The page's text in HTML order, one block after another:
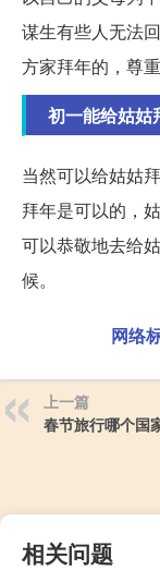
谋生有些人无法
方家拜年的，尊
初一能给姑姑
当然可以给姑姑
拜年是可以的，
可以恭敬地去给
候。
网络
上一篇
春节旅行哪个国
相关问题